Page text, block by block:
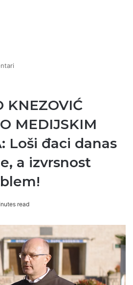
KNEZOVIĆ
MEDIJSKIM
Loši đaci danas
a izvrsnost
read